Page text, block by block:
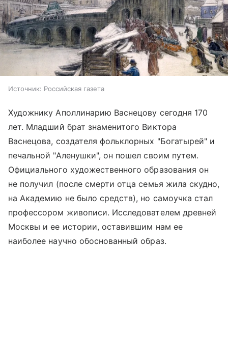
Источник: Российская газета
Художнику Аполлинарию Васнецову сегодня 170
лет. Младший брат знаменитого Виктора
Васнецова, создателя фольклорных "Богатырей" и
печальной "Аленушки", он пошел своим путем.
Официального художественного образования он
не получил (после смерти отца семья жила скудно,
на Академию не было средств), но самоучка стал
профессором живописи. Исследователем древней
Москвы и ее истории, оставившим нам ее
наиболее научно обоснованный образ.